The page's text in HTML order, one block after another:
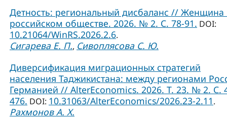
Детность: региональный дисбаланс // Женщина
российском обществе. 2026. № 2. С. 78-91. DOI:
10.21064/WinRS.2026.2.6.
Сигарева Е. П., Сивоплясова С. Ю.
Диверсификация миграционных стратегий
населения Таджикистана: между регионами
Германией // AlterEconomics. 2026. Т. 23. № 2. С.
476. DOI: 10.31063/AlterEconomics/2026.23-2.11.
Рахмонов А. Х.